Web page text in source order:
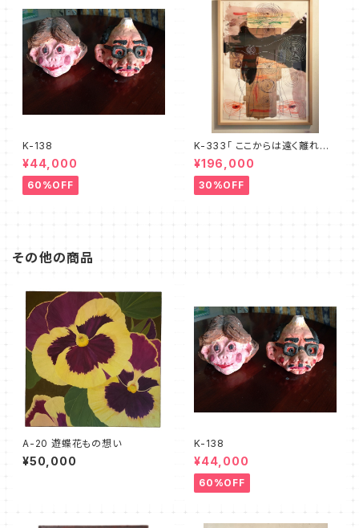
K-138
¥44,000
60%OFF
K-333「 ここからは遠く離れた、
地球という惑星での出来事」
¥196,000
30%OFF
その他の商品
A-20 遊蝶花もの想い
¥50,000
K-138
¥44,000
60%OFF